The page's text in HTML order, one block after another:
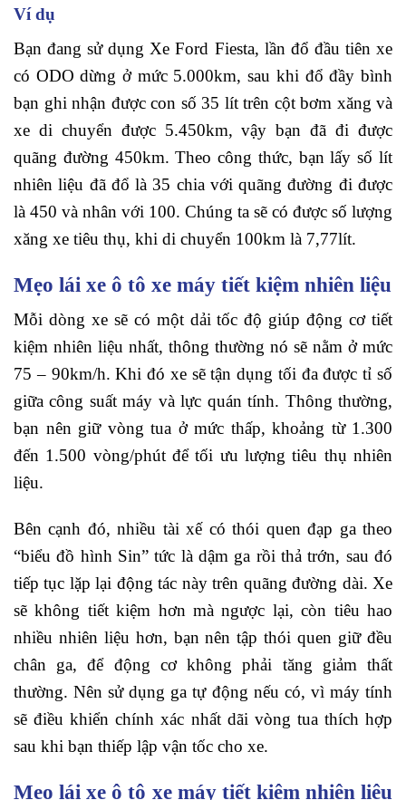
Ví dụ
Bạn đang sử dụng Xe Ford Fiesta, lần đổ đầu tiên xe
có ODO dừng ở mức 5.000km, sau khi đổ đầy bình
bạn ghi nhận được con số 35 lít trên cột bơm xăng và
xe di chuyển được 5.450km, vậy bạn đã đi được
quãng đường 450km. Theo công thức, bạn lấy số lít
nhiên liệu đã đổ là 35 chia với quãng đường đi được
là 450 và nhân với 100. Chúng ta sẽ có được số lượng
xăng xe tiêu thụ, khi di chuyển 100km là 7,77lít.
Mẹo lái xe ô tô xe máy tiết kiệm nhiên liệu
Mỗi dòng xe sẽ có một dải tốc độ giúp động cơ tiết
kiệm nhiên liệu nhất, thông thường nó sẽ nằm ở mức
75 – 90km/h. Khi đó xe sẽ tận dụng tối đa được tỉ số
giữa công suất máy và lực quán tính. Thông thường,
bạn nên giữ vòng tua ở mức thấp, khoảng từ 1.300
đến 1.500 vòng/phút để tối ưu lượng tiêu thụ nhiên
liệu.
Bên cạnh đó, nhiều tài xế có thói quen đạp ga theo
“biểu đồ hình Sin” tức là dậm ga rồi thả trớn, sau đó
tiếp tục lặp lại động tác này trên quãng đường dài. Xe
sẽ không tiết kiệm hơn mà ngược lại, còn tiêu hao
nhiều nhiên liệu hơn, bạn nên tập thói quen giữ đều
chân ga, để động cơ không phải tăng giảm thất
thường. Nên sử dụng ga tự động nếu có, vì máy tính
sẽ điều khiển chính xác nhất dãi vòng tua thích hợp
sau khi bạn thiếp lập vận tốc cho xe.
Mẹo lái xe ô tô xe máy tiết kiệm nhiên liệu